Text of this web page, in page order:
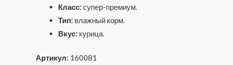
Класс: супер-премиум.
Тип: влажный корм.
Вкус: курица.
Артикул: 160081